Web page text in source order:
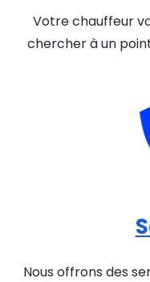
Votre chauffeur
chercher à un
Nous offrons des